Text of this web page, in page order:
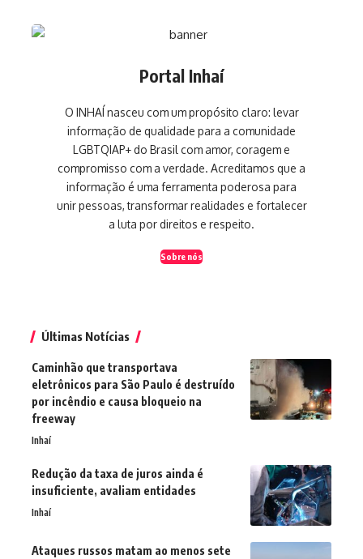
Portal Inhaí
O INHAÍ nasceu com um propósito claro: levar
informação de qualidade para a comunidade
LGBTQIAP+ do Brasil com amor, coragem e
compromisso com a verdade. Acreditamos que a
informação é uma ferramenta poderosa para
unir pessoas, transformar realidades e fortalecer
a luta por direitos e respeito.
Sobre nós
Últimas Notícias
Caminhão que transportava
eletrônicos para São Paulo é destruído
por incêndio e causa bloqueio na
freeway
Inhaí
Redução da taxa de juros ainda é
insuficiente, avaliam entidades
Inhaí
Ataques russos matam ao menos sete